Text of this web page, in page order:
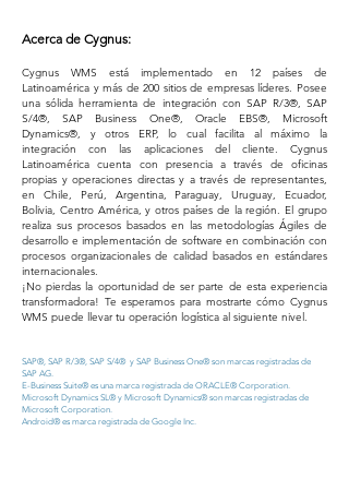
Acerca de Cygnus:
Cygnus WMS está implementado en 12 países de
Latinoamérica y más de 200 sitios de empresas líderes. Posee
una sólida herramienta de integración con SAP R/3®, SAP
S/4®, SAP Business One®, Oracle EBS®, Microsoft
Dynamics®, y otros ERP, lo cual facilita al máximo la
integración con las aplicaciones del cliente. Cygnus
Latinoamérica cuenta con presencia a través de oficinas
propias y operaciones directas y a través de representantes,
en Chile, Perú, Argentina, Paraguay, Uruguay, Ecuador,
Bolivia, Centro América, y otros países de la región. El grupo
realiza sus procesos basados en las metodologías Ágiles de
desarrollo e implementación de software en combinación con
procesos organizacionales de calidad basados en estándares
internacionales.
¡No pierdas la oportunidad de ser parte de esta experiencia
transformadora! Te esperamos para mostrarte cómo Cygnus
WMS puede llevar tu operación logística al siguiente nivel.
SAP®, SAP R/3®, SAP S/4® y SAP Business One® son marcas registradas de
SAP AG.
E-Business Suite® es una marca registrada de ORACLE® Corporation.
Microsoft Dynamics SL® y Microsoft Dynamics® son marcas registradas de
Microsoft Corporation.
Android® es marca registrada de Google Inc.